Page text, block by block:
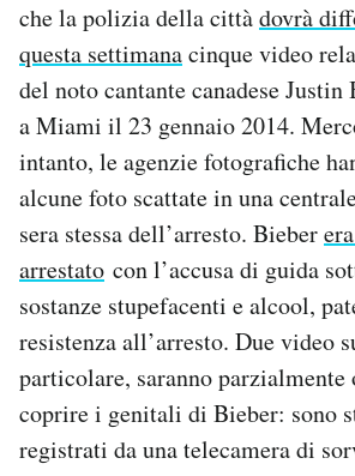
AREA PERSONALE
Area Personale
Notifiche mobile
Regala il Post
Hai bisogno di aiuto?
Esci
che la polizia della cittàdovrà
questa settimanacinque video
del noto cantante canadese Justin
a Miami il 23 gennaio 2014.
intanto, le agenzie fotografiche
alcune foto scattate in una
sera stessa dell’arresto. Bieber
arrestato con l’accusa di guida
sostanze stupefacenti e alcool,
resistenza all’arresto. Due video
particolare, saranno parzialmente
coprire i genitali di Bieber: sono
registrati da una telecamera di